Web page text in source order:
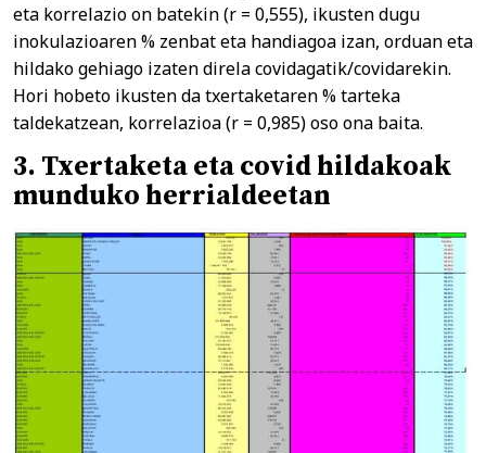
eta korrelazio on batekin (r = 0,555), ikusten dugu
inokulazioaren % zenbat eta handiagoa izan, orduan eta
hildako gehiago izaten direla covidagatik/covidarekin.
Hori hobeto ikusten da txertaketaren % tarteka
taldekatzean, korrelazioa (r = 0,985) oso ona baita.
3. Txertaketa eta covid hildakoak
munduko herrialdeetan